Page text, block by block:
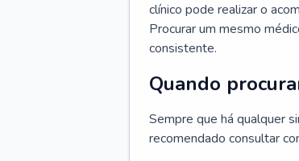
clínico pode realizar o
Procurar um mesmo
consistente.
Quando
Sempre que há qualquer
recomendado consultar